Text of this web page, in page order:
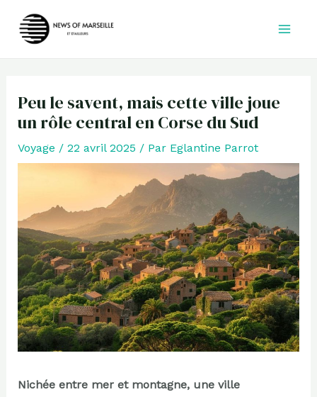
Peu le savent, mais cette ville joue
un rôle central en Corse du Sud
Voyage / 22 avril 2025 / Par Eglantine Parrot
Nichée entre mer et montagne, une ville